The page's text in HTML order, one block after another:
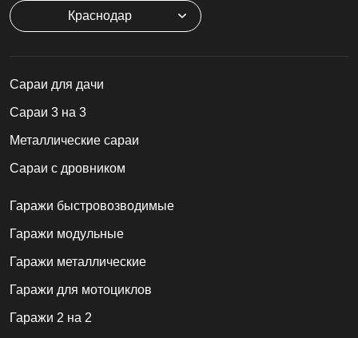
Краснодар
Cараи для дачи
Сараи 3 на 3
Металлические сараи
Сараи с дровником
Гаражи быстровозводимые
Гаражи модульные
Гаражи металлические
Гаражи для мотоциклов
Гаражи 2 на 2